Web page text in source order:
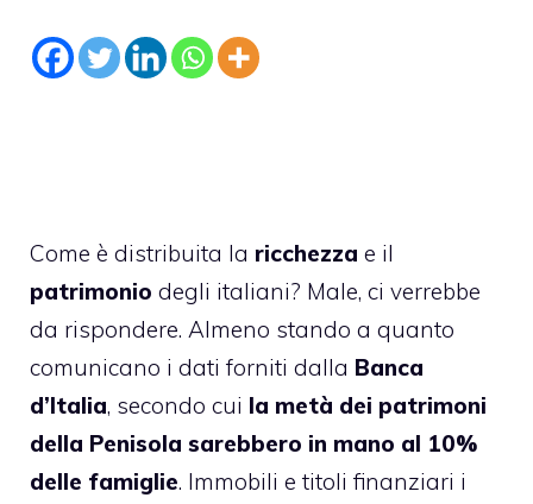
Come è distribuita la ricchezza e il
patrimonio degli italiani? Male, ci verrebbe
da rispondere. Almeno stando a quanto
comunicano i dati forniti dalla Banca
d’Italia, secondo cui la metà dei patrimoni
della Penisola sarebbero in mano al 10%
delle famiglie. Immobili e titoli finanziari i